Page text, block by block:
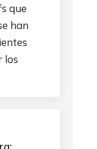
que
han
los